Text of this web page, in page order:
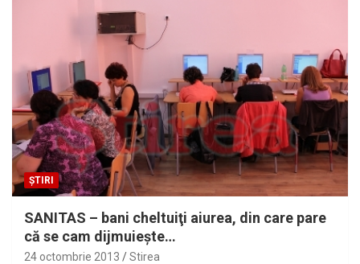
ȘTIRI
SANITAS – bani cheltuiţi aiurea, din care pare
că se cam dijmuieşte…
24 octombrie 2013 Stirea